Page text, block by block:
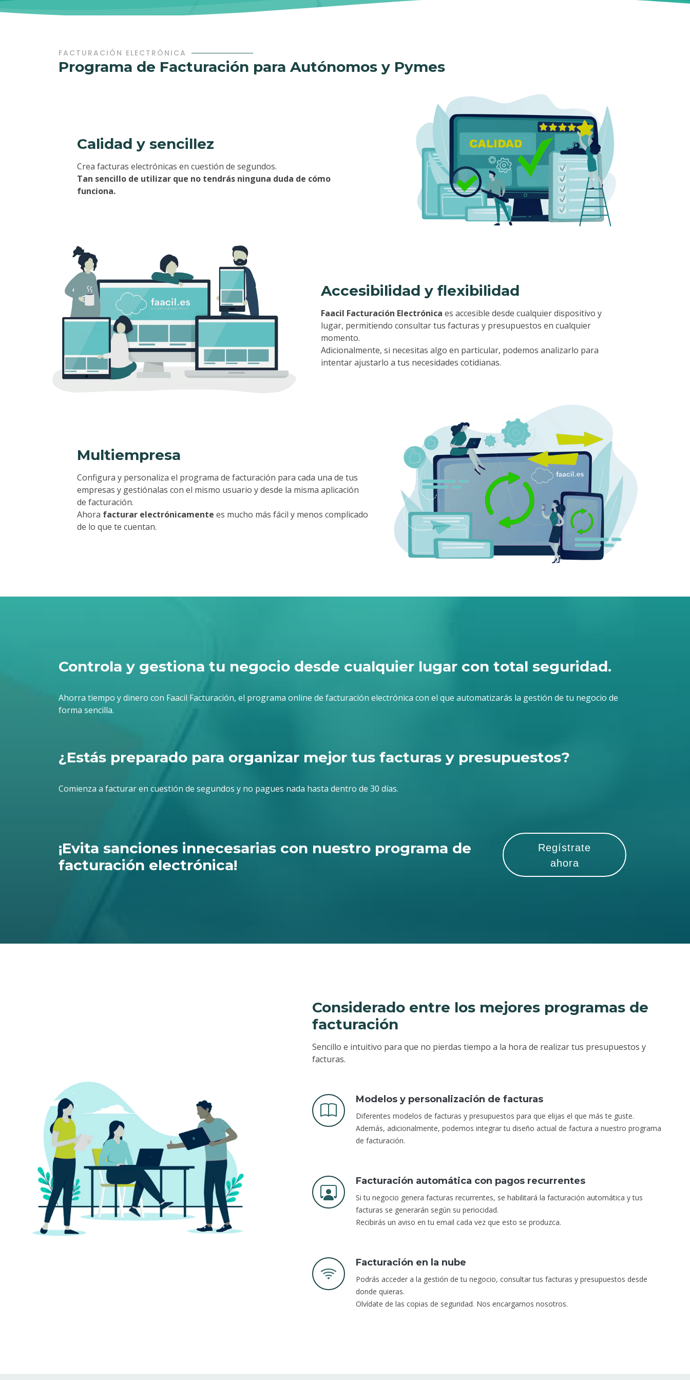
FACTURACIÓN ELECTRÓNICA
Programa de Facturación para Autónomos y Pymes
Calidad y sencillez
Crea facturas electrónicas en cuestión de segundos.
Tan sencillo de utilizar que no tendrás ninguna duda de cómo
funciona.
Accesibilidad y flexibilidad
Faacil Facturación Electrónica es accesible desde cualquier dispositivo y
lugar, permitiendo consultar tus facturas y presupuestos en cualquier
momento.
Adicionalmente, si necesitas algo en particular, podemos analizarlo para
intentar ajustarlo a tus necesidades cotidianas.
Multiempresa
Configura y personaliza el programa de facturación para cada una de tus
empresas y gestiónalas con el mismo usuario y desde la misma aplicación
de facturación.
Ahora facturar electrónicamente es mucho más fácil y menos complicado
de lo que te cuentan.
Controla y gestiona tu negocio desde cualquier lugar con total seguridad.
Ahorra tiempo y dinero con Faacil Facturación, el programa online de facturación electrónica con el que automatizarás la gestión de tu negocio de
forma sencilla.
¿Estás preparado para organizar mejor tus facturas y presupuestos?
Comienza a facturar en cuestión de segundos y no pagues nada hasta dentro de 30 días.
¡Evita sanciones innecesarias con nuestro programa de
facturación electrónica!
Regístrate
ahora
Considerado entre los mejores programas de
facturación
Sencillo e intuitivo para que no pierdas tiempo a la hora de realizar tus presupuestos y
facturas.
Modelos y personalización de facturas
Diferentes modelos de facturas y presupuestos para que elijas el que más te guste.
Además, adicionalmente, podemos integrar tu diseño actual de factura a nuestro programa
de facturación.
Facturación automática con pagos recurrentes
Si tu negocio genera facturas recurrentes, se habilitará la facturación automática y tus
facturas se generarán según su periocidad.
Recibirás un aviso en tu email cada vez que esto se produzca.
Facturación en la nube
Podrás acceder a la gestión de tu negocio, consultar tus facturas y presupuestos desde
donde quieras.
Olvídate de las copias de seguridad. Nos encargamos nosotros.